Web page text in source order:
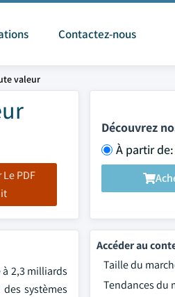
Contactez-nous
valeur
PDF
Découvrez
À partir
2,3 milliards
systèmes
Accéder au
Taille du
Tendances du